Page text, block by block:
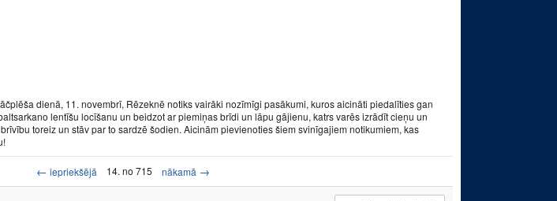
dienā, 11. novembrī, Rēzeknē notiks vairāki nozīmīgi pasākumi, kuros aicināti piedalīties gan
lentīšu locīšanu un beidzot ar piemiņas brīdi un lāpu gājienu, katrs varēs izrādīt cieņu un
toreiz un stāv par to sardzē šodien. Aicinām pievienoties šiem svinīgajiem notikumiem, kas
← iepriekšējā 14. no 715 nākamā →